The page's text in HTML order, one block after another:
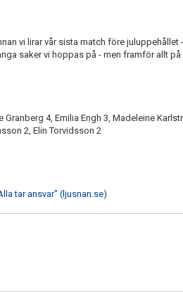
vi lirar vår sista match före juluppehållet -
saker vi hoppas på - men framför allt på
4, Emilia Engh 3, Madeleine
2, Elin Torvidsson 2
tar ansvar" (ljusnan.se)